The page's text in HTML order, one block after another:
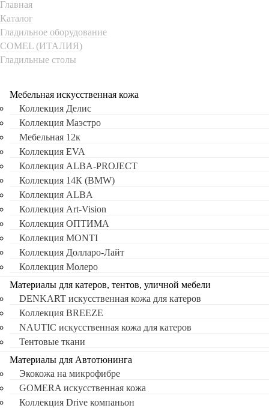
Главная
Каталог
Гладильное оборудование
COMEL (ИТАЛИЯ)
Гладильные столы
Мебельная искусственная кожа
Коллекция Делис
Коллекция Маэстро
Мебельная 12к
Коллекция EVA
Коллекция ALBA-PROJECT
Коллекция 14К (BMW)
Коллекция ALBA
Коллекция Art-Vision
Коллекция ОПТИМА
Коллекция MONTI
Коллекция Долларо-Лайт
Коллекция Молеро
Материалы для катеров, тентов, уличной мебели
DENKART искусственная кожа для катеров
Коллекция BREEZE
NAUTIC искусственная кожа для катеров
Тентовые ткани
Материалы для Автотюнинга
Экокожа на микрофибре
GOMERA искусственная кожа
Коллекция Drive компаньон